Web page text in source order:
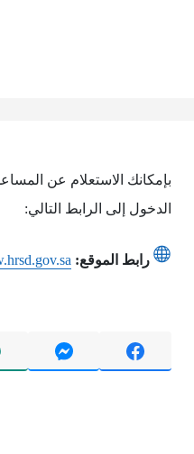
بإمكانك الاستعلام عن
الدخول إلى الرابط التالي:
رابط الموقع: